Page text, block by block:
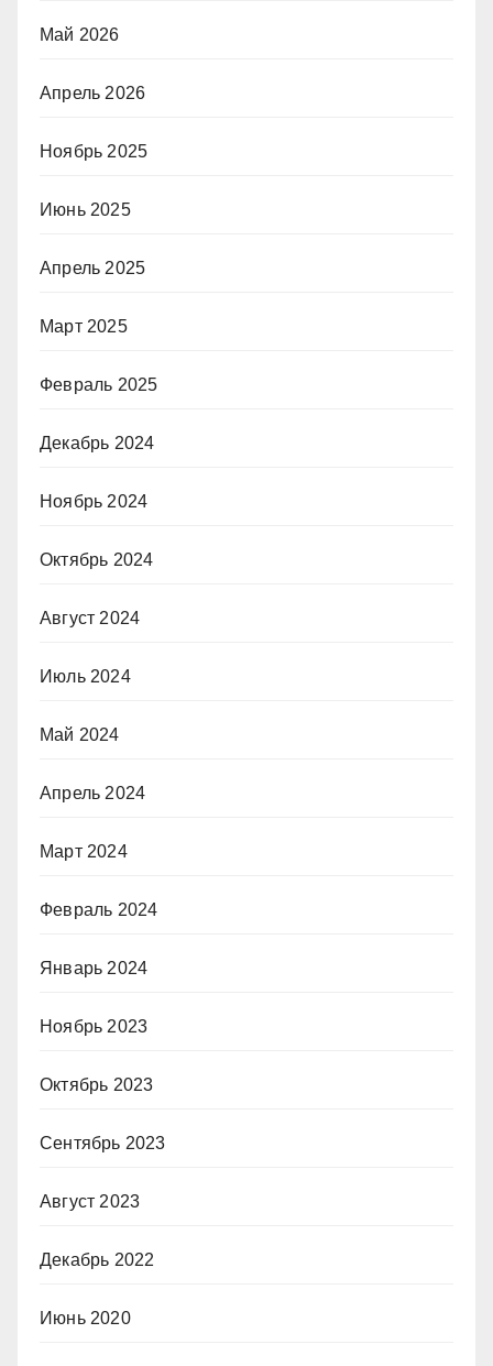
Май 2026
Апрель 2026
Ноябрь 2025
Июнь 2025
Апрель 2025
Март 2025
Февраль 2025
Декабрь 2024
Ноябрь 2024
Октябрь 2024
Август 2024
Июль 2024
Май 2024
Апрель 2024
Март 2024
Февраль 2024
Январь 2024
Ноябрь 2023
Октябрь 2023
Сентябрь 2023
Август 2023
Декабрь 2022
Июнь 2020